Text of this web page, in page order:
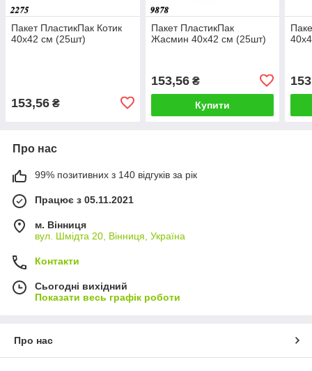
Пакет ПластикПак Котик
40х42 см (25шт)
153,56 ₴
Пакет ПластикПак
Жасмин 40х42 см (25шт)
153,56₴
Купити
Про нас
99% позитивних з 140 відгуків за рік
Працює з 05.11.2021
м. Вінниця
вул. Шмідта 20, Вінниця, Україна
Контакти
Сьогодні вихідний
Показати весь графік роботи
Про нас